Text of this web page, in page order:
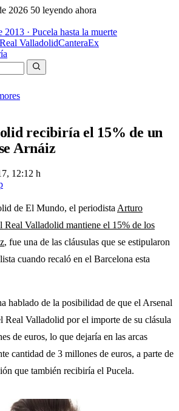
2026 50 leyendo ahora
2013 · Pucela hasta la muerte
Real ValladolidCanteraEx
recibiría el 15% de un
Arnáiz
12:12 h
de El Mundo, el periodista Arturo
Real Valladolid mantiene el 15% de los
, fue una de las cláusulas que se estipularon
cuando recaló en el Barcelona esta
hablado de la posibilidad de que el Arsenal
Real Valladolid por el importe de su clásula
de euros, lo que dejaría en las arcas
cantidad de 3 millones de euros, a parte de
que también recibiría el Pucela.